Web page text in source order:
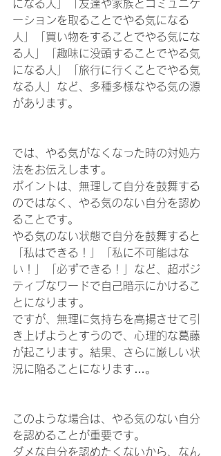
になる人」「友達や家族とコミュニケ
ーションを取ることでやる気になる
人」「買い物をすることでやる気にな
る人」「趣味に没頭することでやる気
になる人」「旅行に行くことでやる気
なる人」など、多種多様なやる気の源
があります。
では、やる気がなくなった時の対処方
法をお伝えします。
ポイントは、無理して自分を鼓舞する
のではなく、やる気のない自分を認め
ることです。
やる気のない状態で自分を鼓舞すると
「私はできる！」「私に不可能はな
い！」「必ずできる！」など、超ポジ
ティブなワードで自己暗示にかけるこ
とになります。
ですが、無理に気持ちを高揚させて引
き上げようとすうので、心理的な葛藤
が起こります。結果、さらに厳しい状
況に陥ることになります…。
このような場合は、やる気のない自分
を認めることが重要です。
ダメな自分を認めたくないから、なん